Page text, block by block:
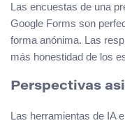
Las encuestas de una
Google Forms son
forma anónima. Las
más honestidad de los
Perspectivas
Las herramientas de IA